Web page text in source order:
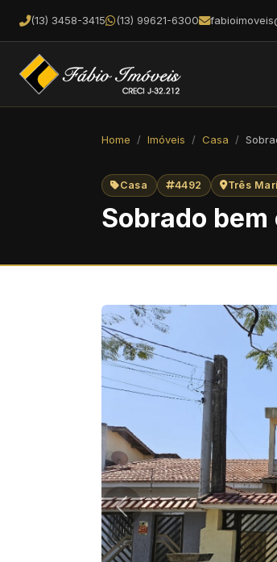
(13) 3458-3415 (13) 99621-6300
Home Imóveis Casa
Casa 4492 Três
Sobrado